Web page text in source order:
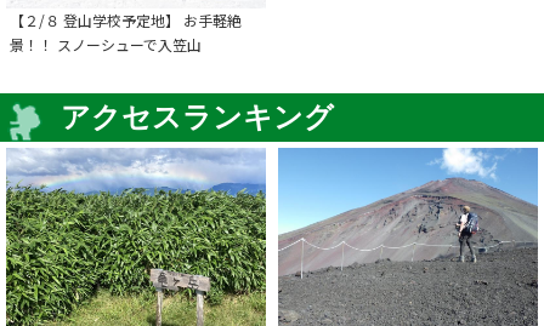
【２/８ 登山学校予定地】 お手軽絶
景！！ スノーシューで入笠山
アクセスランキング